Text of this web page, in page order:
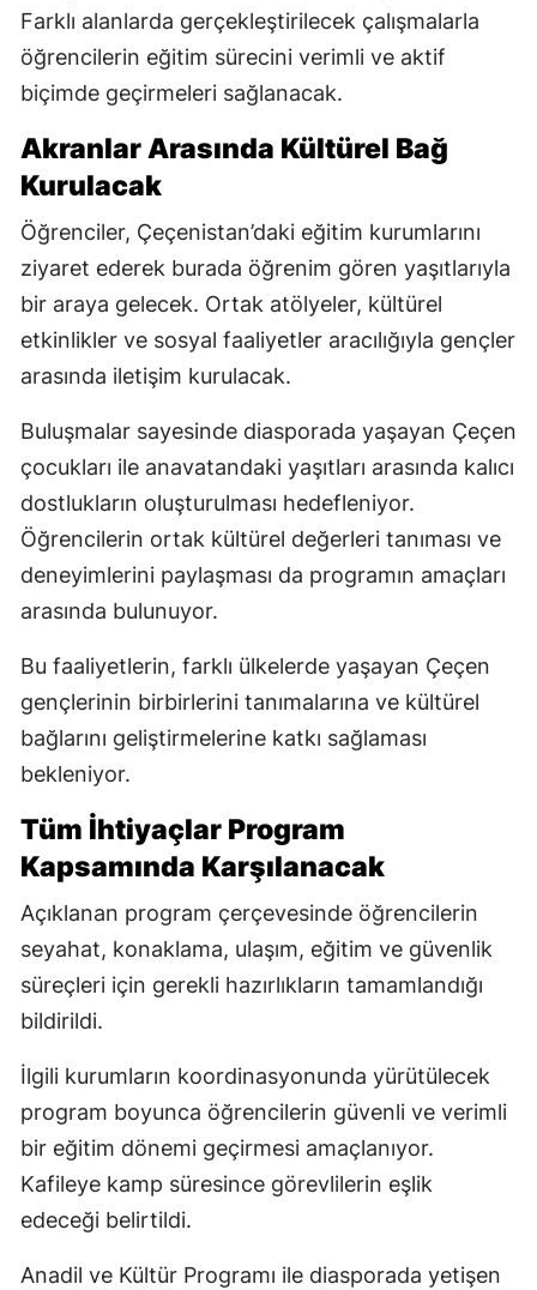
Farklı alanlarda gerçekleştirilecek çalışmalarla
öğrencilerin eğitim sürecini verimli ve aktif
biçimde geçirmeleri sağlanacak.
Akranlar Arasında Kültürel Bağ
Kurulacak
Öğrenciler, Çeçenistan’daki eğitim kurumlarını
ziyaret ederek burada öğrenim gören yaşıtlarıyla
bir araya gelecek. Ortak atölyeler, kültürel
etkinlikler ve sosyal faaliyetler aracılığıyla gençler
arasında iletişim kurulacak.
Buluşmalar sayesinde diasporada yaşayan Çeçen
çocukları ile anavatandaki yaşıtları arasında kalıcı
dostlukların oluşturulması hedefleniyor.
Öğrencilerin ortak kültürel değerleri tanıması ve
deneyimlerini paylaşması da programın amaçları
arasında bulunuyor.
Bu faaliyetlerin, farklı ülkelerde yaşayan Çeçen
gençlerinin birbirlerini tanımalarına ve kültürel
bağlarını geliştirmelerine katkı sağlaması
bekleniyor.
Tüm İhtiyaçlar Program
Kapsamında Karşılanacak
Açıklanan program çerçevesinde öğrencilerin
seyahat, konaklama, ulaşım, eğitim ve güvenlik
süreçleri için gerekli hazırlıkların tamamlandığı
bildirildi.
İlgili kurumların koordinasyonunda yürütülecek
program boyunca öğrencilerin güvenli ve verimli
bir eğitim dönemi geçirmesi amaçlanıyor.
Kafileye kamp süresince görevlilerin eşlik
edeceği belirtildi.
Anadil ve Kültür Programı ile diasporada yetişen